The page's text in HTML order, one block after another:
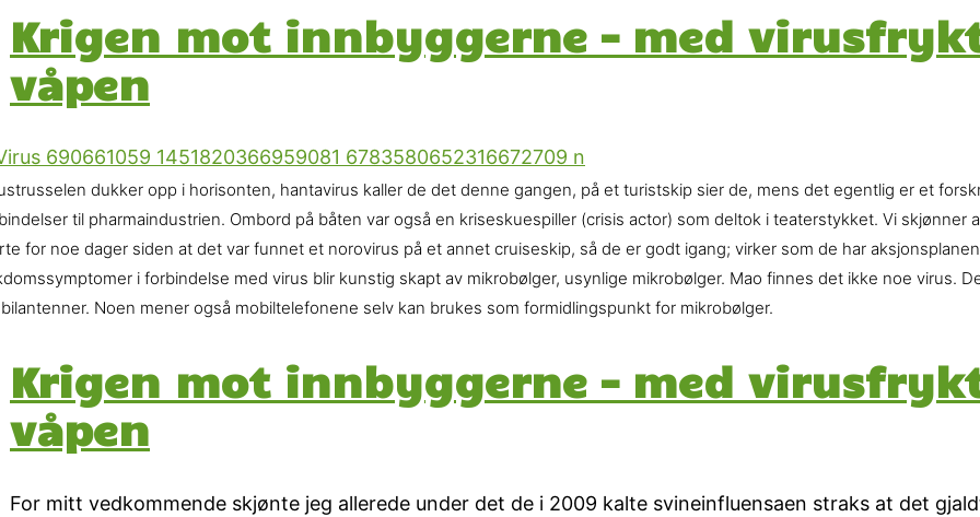
Krigen mot innbyggerne – med
våpen
dukker opp i horisonten, hantavirus kaller de det denne gangen, på et turistskip sier de, mens det egentlig er et
til pharmaindustrien. Ombord på båten var også en kriseskuespiller (crisis actor) som deltok i teaterstykket. Vi
for noe dager siden at det var funnet et norovirus på et annet cruiseskip, så de er godt igang; virker som de har
i forbindelse med virus blir kunstig skapt av mikrobølger, usynlige mikrobølger. Mao finnes det ikke noe virus.
Noen mener også mobiltelefonene selv kan brukes som formidlingspunkt for mikrobølger.
Krigen mot innbyggerne – med
våpen
For mitt vedkommende skjønte jeg allerede under det de i 2009 kalte svineinfluensaen straks at det